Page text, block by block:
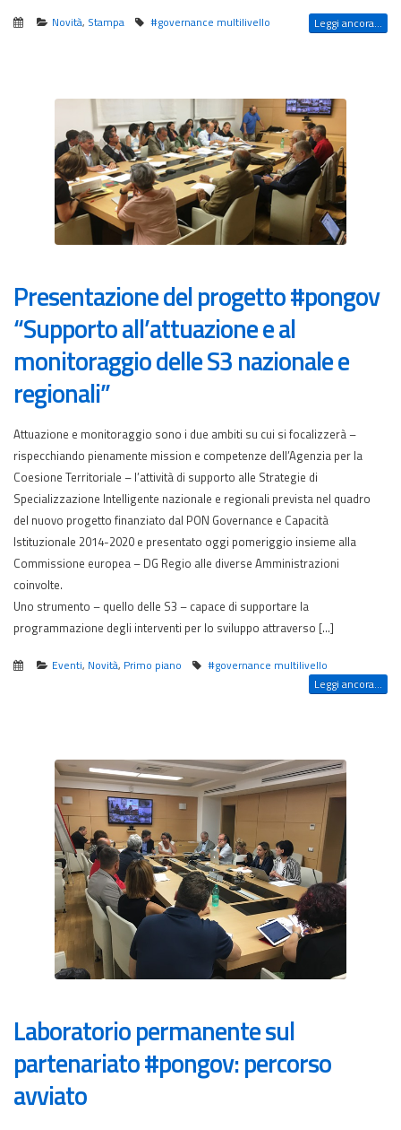
Novità, Stampa #governance multilivello Leggi ancora...
Presentazione del progetto #pongov
“Supporto all’attuazione e al
monitoraggio delle S3 nazionale e
regionali”
Attuazione e monitoraggio sono i due ambiti su cui si focalizzerà –
rispecchiando pienamente mission e competenze dell’Agenzia per la
Coesione Territoriale – l’attività di supporto alle Strategie di
Specializzazione Intelligente nazionale e regionali prevista nel quadro
del nuovo progetto finanziato dal PON Governance e Capacità
Istituzionale 2014-2020 e presentato oggi pomeriggio insieme alla
Commissione europea – DG Regio alle diverse Amministrazioni
coinvolte.
Uno strumento – quello delle S3 – capace di supportare la
programmazione degli interventi per lo sviluppo attraverso […]
Eventi, Novità, Primo piano #governance multilivello
Leggi ancora...
Laboratorio permanente sul
partenariato #pongov: percorso
avviato